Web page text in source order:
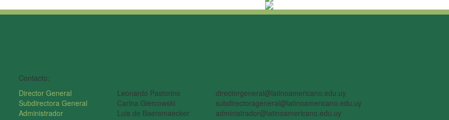
Contacto:
Director General
Subdirectora General
Administrador
Leonardo Pastorino
Carina Giercowski
Luis de Baeremaecker
directorgeneral@latinoamericano.edu.uy
subdirectorageneral@latinoamericano.edu.uy
administrador@latinoamericano.edu.uy